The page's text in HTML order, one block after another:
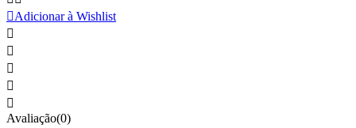
Adicionar à Wishlist





Avaliação(0)